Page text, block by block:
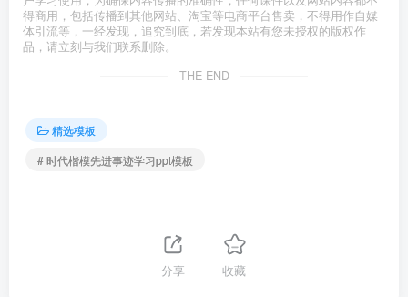
得商用，包括传播到其他网站、淘宝等电商平台售卖，不得用作自媒
体引流等，一经发现，追究到底，若发现本站有您未授权的版权作
品，请立刻与我们联系删除。
THE END
精选模板
# 时代楷模先进事迹学习ppt模板
分享 收藏